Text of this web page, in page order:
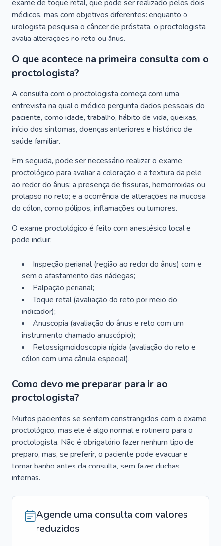
exame de toque retal, que pode ser realizado pelos dois
médicos, mas com objetivos diferentes: enquanto o
urologista pesquisa o câncer de próstata, o proctologista
avalia alterações no reto ou ânus.
O que acontece na primeira consulta com o
proctologista?
A consulta com o proctologista começa com uma
entrevista na qual o médico pergunta dados pessoais do
paciente, como idade, trabalho, hábito de vida, queixas,
início dos sintomas, doenças anteriores e histórico de
saúde familiar.
Em seguida, pode ser necessário realizar o exame
proctológico para avaliar a coloração e a textura da pele
ao redor do ânus; a presença de fissuras, hemorroidas ou
prolapso no reto; e a ocorrência de alterações na mucosa
do cólon, como pólipos, inflamações ou tumores.
O exame proctológico é feito com anestésico local e
pode incluir:
Inspeção perianal (região ao redor do ânus) com e
sem o afastamento das nádegas;
Palpação perianal;
Toque retal (avaliação do reto por meio do
indicador);
Anuscopia (avaliação do ânus e reto com um
instrumento chamado anuscópio);
Retossigmoidoscopia rígida (avaliação do reto e
cólon com uma cânula especial).
Como devo me preparar para ir ao
proctologista?
Muitos pacientes se sentem constrangidos com o exame
proctológico, mas ele é algo normal e rotineiro para o
proctologista. Não é obrigatório fazer nenhum tipo de
preparo, mas, se preferir, o paciente pode evacuar e
tomar banho antes da consulta, sem fazer duchas
internas.
Agende uma consulta com valores
reduzidos